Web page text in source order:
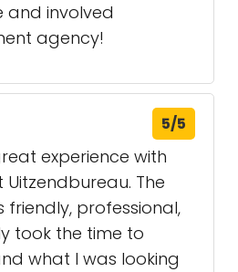
and involved
agency!
5/5
experience with
Uitzendbureau. The
professional,
took the time to
what I was looking